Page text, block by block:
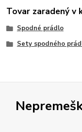
Tovar zaradený v
Spodné prádlo
Sety spodného